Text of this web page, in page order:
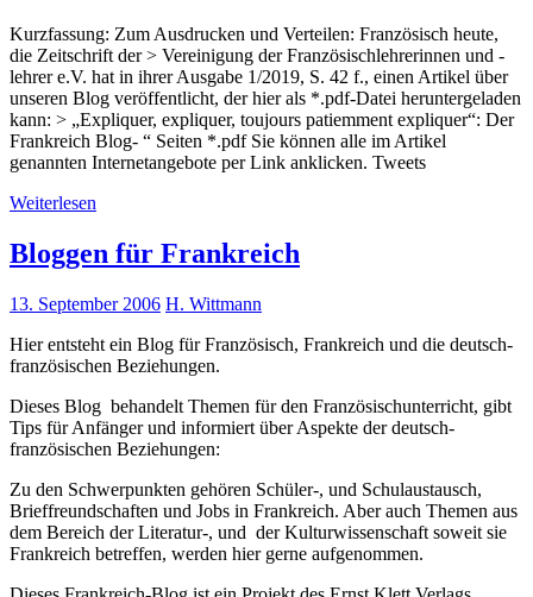
Kurzfassung: Zum Ausdrucken und Verteilen: Französisch heute,
die Zeitschrift der > Vereinigung der Französischlehrerinnen und -
lehrer e.V. hat in ihrer Ausgabe 1/2019, S. 42 f., einen Artikel über
unseren Blog veröffentlicht, der hier als *.pdf-Datei heruntergeladen
kann: > „Expliquer, expliquer, toujours patiemment expliquer“: Der
Frankreich Blog- “ Seiten *.pdf Sie können alle im Artikel
genannten Internetangebote per Link anklicken. Tweets
Weiterlesen
Bloggen für Frankreich
13. September 2006 H. Wittmann
Hier entsteht ein Blog für Französisch, Frankreich und die deutsch-
französischen Beziehungen.
Dieses Blog behandelt Themen für den Französischunterricht, gibt
Tips für Anfänger und informiert über Aspekte der deutsch-
französischen Beziehungen:
Zu den Schwerpunkten gehören Schüler-, und Schulaustausch,
Brieffreundschaften und Jobs in Frankreich. Aber auch Themen aus
dem Bereich der Literatur-, und der Kulturwissenschaft soweit sie
Frankreich betreffen, werden hier gerne aufgenommen.